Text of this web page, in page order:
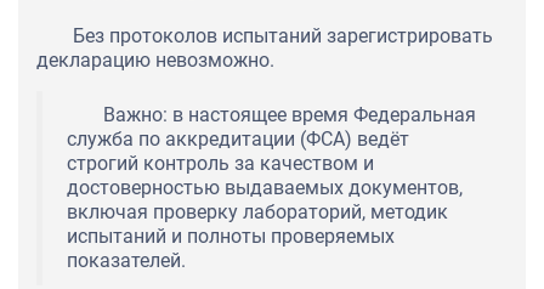
Без протоколов испытаний зарегистрировать
декларацию невозможно.
Важно: в настоящее время Федеральная
служба по аккредитации (ФСА) ведёт
строгий контроль за качеством и
достоверностью выдаваемых документов,
включая проверку лабораторий, методик
испытаний и полноты проверяемых
показателей.